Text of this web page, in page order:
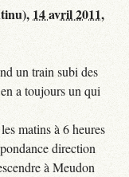
14 avril 2011,
un train subi des
a toujours un qui
matins à 6 heures
direction
à Meudon